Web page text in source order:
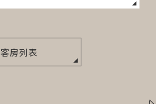
客房列表